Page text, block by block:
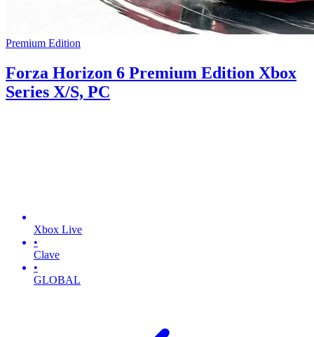
Premium Edition
Forza Horizon 6 Premium Edition Xbox
Series X/S, PC
Xbox Live
•
Clave
•
GLOBAL